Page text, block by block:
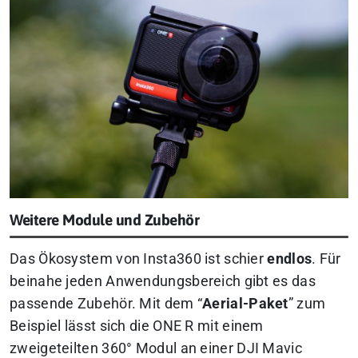
Weitere Module und Zubehör
Das Ökosystem von Insta360 ist schierendlos. Für
beinahe jeden Anwendungsbereich gibt es das
passende Zubehör. Mit dem “Aerial-Paket” zum
Beispiel lässt sich die ONE R mit einem
zweigeteilten 360° Modul an einer DJI Mavic